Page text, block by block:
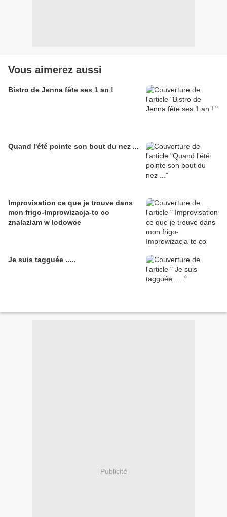
Vous aimerez aussi
Bistro de Jenna fête ses 1 an !
Quand l'été pointe son bout du nez ...
Improvisation ce que je trouve dans
mon frigo-Improwizacja-to co
znalazlam w lodowce
Je suis tagguée .....
Publicité